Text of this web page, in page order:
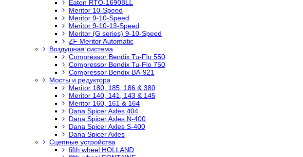
Eaton RTO-16908LL
Meritor 10-Speed
Meritor 9-10-Speed
Meritor 9-10-13-Speed
Meritor (G series) 9-10-Speed
ZF Meritor Automatic
Воздушная система
Compressor Bendix Tu-Flo 550
Compressor Bendix Tu-Flo 750
Compressor Bendix BA-921
Мосты и редуктора
Meritor 180, 185, 186 & 380
Meritor 140, 141, 143 & 145
Meritor 160, 161 & 164
Dana Spicer Axles 404
Dana Spicer Axles N-400
Dana Spicer Axles S-400
Dana Spicer Axles
Сцепные устройства
fifth wheel HOLLAND